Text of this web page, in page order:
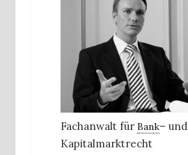
Fachanwalt für Bank– und
Kapitalmarktrecht